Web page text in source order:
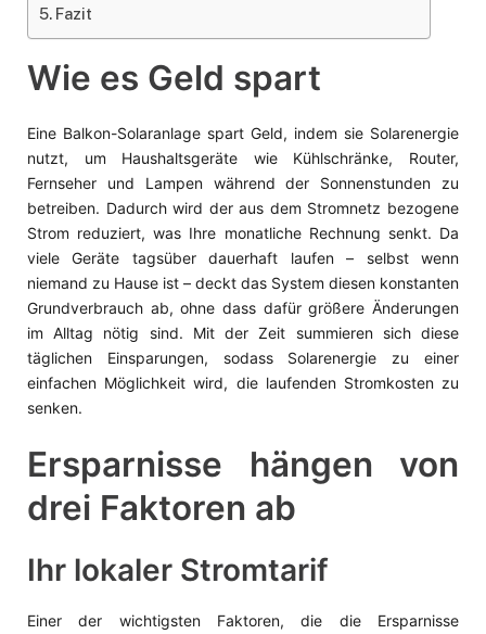
Fazit
Wie es Geld spart
Eine Balkon-Solaranlage spart Geld, indem sie Solarenergie
nutzt, um Haushaltsgeräte wie Kühlschränke, Router,
Fernseher und Lampen während der Sonnenstunden zu
betreiben. Dadurch wird der aus dem Stromnetz bezogene
Strom reduziert, was Ihre monatliche Rechnung senkt. Da
viele Geräte tagsüber dauerhaft laufen – selbst wenn
niemand zu Hause ist – deckt das System diesen konstanten
Grundverbrauch ab, ohne dass dafür größere Änderungen
im Alltag nötig sind. Mit der Zeit summieren sich diese
täglichen Einsparungen, sodass Solarenergie zu einer
einfachen Möglichkeit wird, die laufenden Stromkosten zu
senken.
Ersparnisse hängen von
drei Faktoren ab
Ihr lokaler Stromtarif
Einer der wichtigsten Faktoren, die die Ersparnisse